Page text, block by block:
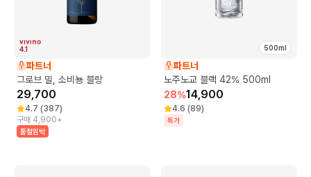
4.1
파트너
그로브 밀, 소비뇽 블랑
29,700
4.7 (387)
구매 4,900+
품절임박
500ml
파트너
노주노교 블랙 42% 500ml
28%14,900
4.6 (89)
특가